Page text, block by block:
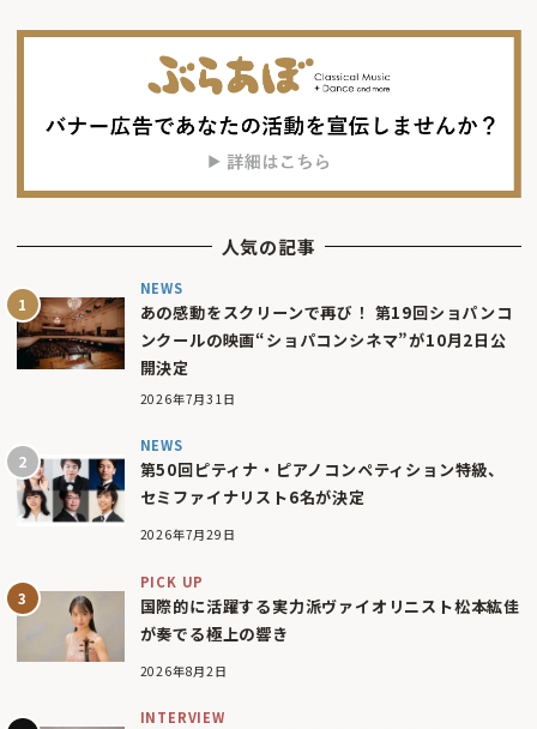
人気の記事
NEWS
あの感動をスクリーンで再び！ 第19回ショパンコ
ンクールの映画“ショパコンシネマ”が10月2日公
開決定
2026年7月31日
NEWS
第50回ピティナ・ピアノコンペティション特級、
セミファイナリスト6名が決定
2026年7月29日
PICK UP
国際的に活躍する実力派ヴァイオリニスト松本紘佳
が奏でる極上の響き
2026年8月2日
INTERVIEW